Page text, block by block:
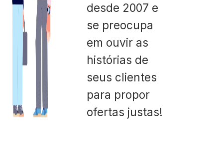
desde 2007 e
se preocupa
em ouvir as
histórias de
seus clientes
para propor
ofertas justas!